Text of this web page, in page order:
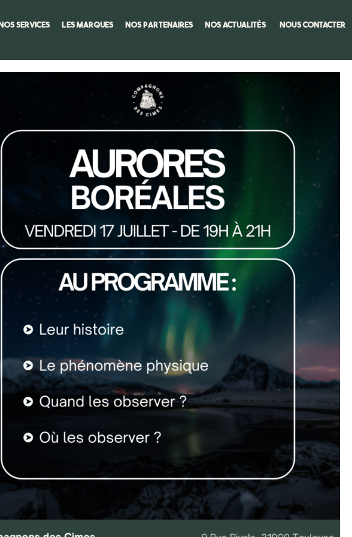
services Les marques Nos Partenaires Nos actualités Nous Contacter